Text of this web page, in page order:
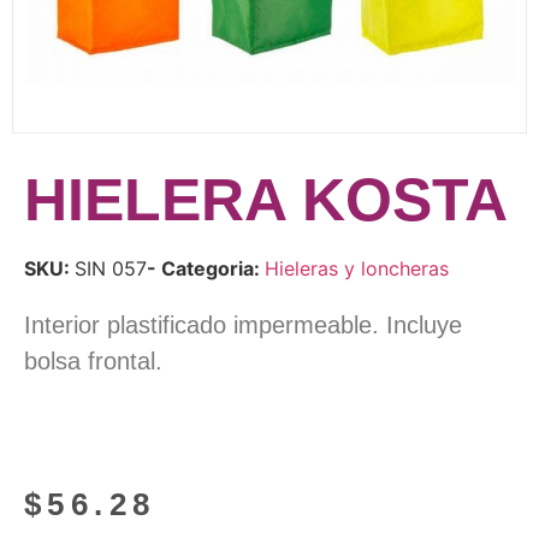
HIELERA KOSTA
SKU: SIN 057- Categoria: Hieleras y loncheras
Interior plastificado impermeable. Incluye
bolsa frontal.
$ 56.28